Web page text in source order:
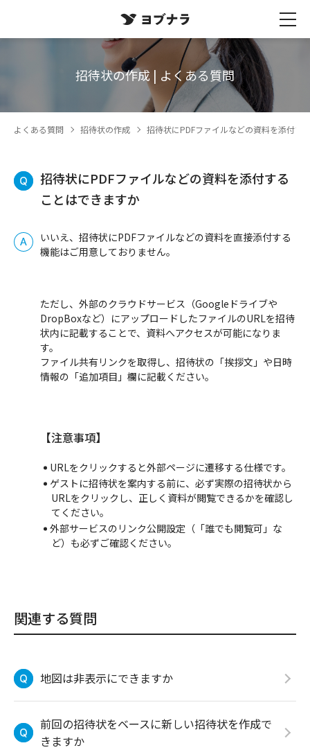
招待状の作成 | よくある質問
よくある質問 招待状の作成 招待状にPDFファイルなどの資料を添付す
招待状にPDFファイルなどの資料を添付する
ことはできますか
いいえ、招待状にPDFファイルなどの資料を直接添付する
機能はご用意しておりません。
ただし、外部のクラウドサービス（Googleドライブや
DropBoxなど）にアップロードしたファイルのURLを招待
状内に記載することで、資料へアクセスが可能になりま
す。
ファイル共有リンクを取得し、招待状の「挨拶文」や日時
情報の「追加項目」欄に記載ください。
【注意事項】
URLをクリックすると外部ページに遷移する仕様です。
ゲストに招待状を案内する前に、必ず実際の招待状から
URLをクリックし、正しく資料が閲覧できるかを確認し
てください。
外部サービスのリンク公開設定（「誰でも閲覧可」な
ど）も必ずご確認ください。
関連する質問
地図は非表示にできますか
前回の招待状をベースに新しい招待状を作成で
きますか